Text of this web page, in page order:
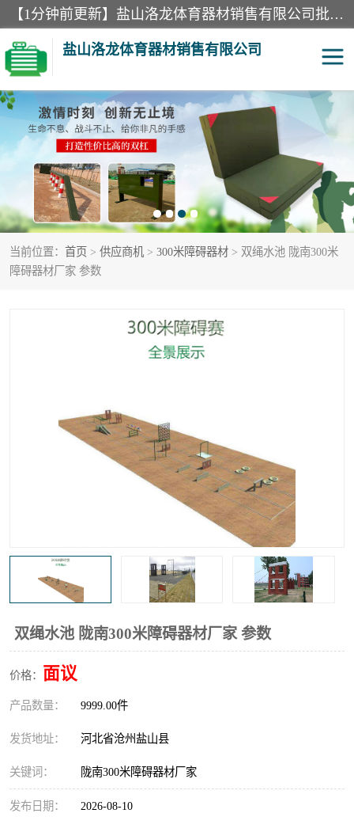
【1分钟前更新】盐山洛龙体育器材销售有限公司批量供应：300米障碍器材、400米障碍器材、部队训练器材、双杠、体操垫、舞蹈把杆等产品。盐山洛龙体育器材销售有限公司经过多年的发展，集研发，生产，销售，售后服务为一体. 奉行“质量，信誉，服务”的宗旨，以开拓创新的精神和真诚守信的态度积极进取。
盐山洛龙体育器材销售有限公司
当前位置： 首页 > 供应商机 > 300米障碍器材 > 双绳水池 陇南300米
障碍器材厂家 参数
双绳水池 陇南300米障碍器材厂家 参数
价格： 面议
产品数量： 9999.00件
发货地址： 河北省沧州盐山县
关键词： 陇南300米障碍器材厂家
发布日期： 2026-08-10
单双杠 舞蹈把杆
400米障碍器材 体操垫
300米障碍器材 攀爬架
塑胶跑道 400米障碍器材1